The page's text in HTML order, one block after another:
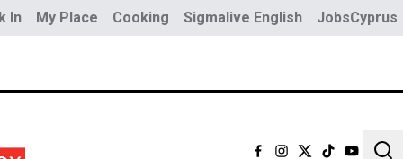
In My Place Cooking Sigmalive English JobsCyprus